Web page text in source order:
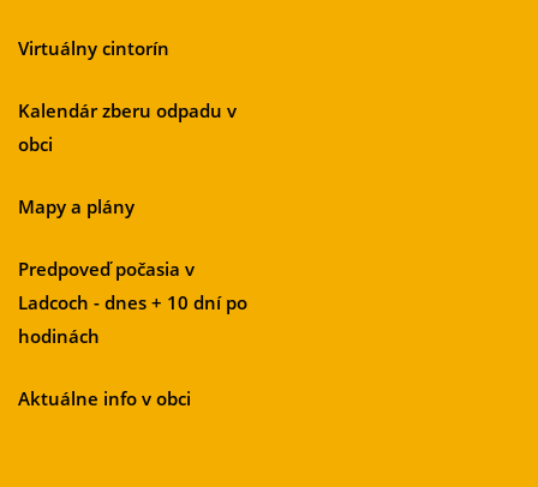
Virtuálny cintorín
Kalendár zberu odpadu v
obci
Mapy a plány
Predpoveď počasia v
Ladcoch - dnes + 10 dní po
hodinách
Aktuálne info v obci